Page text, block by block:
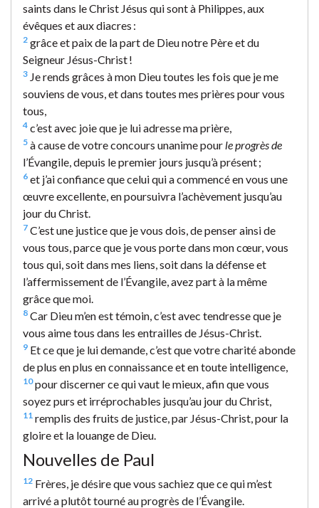
saints dans le Christ Jésus qui sont à Philippes, aux
évêques et aux diacres :
2 grâce et paix de la part de Dieu notre Père et du
Seigneur Jésus-Christ !
3 Je rends grâces à mon Dieu toutes les fois que je me
souviens de vous, et dans toutes mes prières pour vous
tous,
4 c’est avec joie que je lui adresse ma prière,
5 à cause de votre concours unanime pour le progrès de
l’Évangile, depuis le premier jours jusqu’à présent ;
6 et j’ai confiance que celui qui a commencé en vous une
œuvre excellente, en poursuivra l’achèvement jusqu’au
jour du Christ.
7 C’est une justice que je vous dois, de penser ainsi de
vous tous, parce que je vous porte dans mon cœur, vous
tous qui, soit dans mes liens, soit dans la défense et
l’affermissement de l’Évangile, avez part à la même
grâce que moi.
8 Car Dieu m’en est témoin, c’est avec tendresse que je
vous aime tous dans les entrailles de Jésus-Christ.
9 Et ce que je lui demande, c’est que votre charité abonde
de plus en plus en connaissance et en toute intelligence,
10pour discerner ce qui vaut le mieux, afin que vous
soyez purs et irréprochables jusqu’au jour du Christ,
11 remplis des fruits de justice, par Jésus-Christ, pour la
gloire et la louange de Dieu.
Nouvelles de Paul
12 Frères, je désire que vous sachiez que ce qui m’est
arrivé a plutôt tourné au progrès de l’Évangile.